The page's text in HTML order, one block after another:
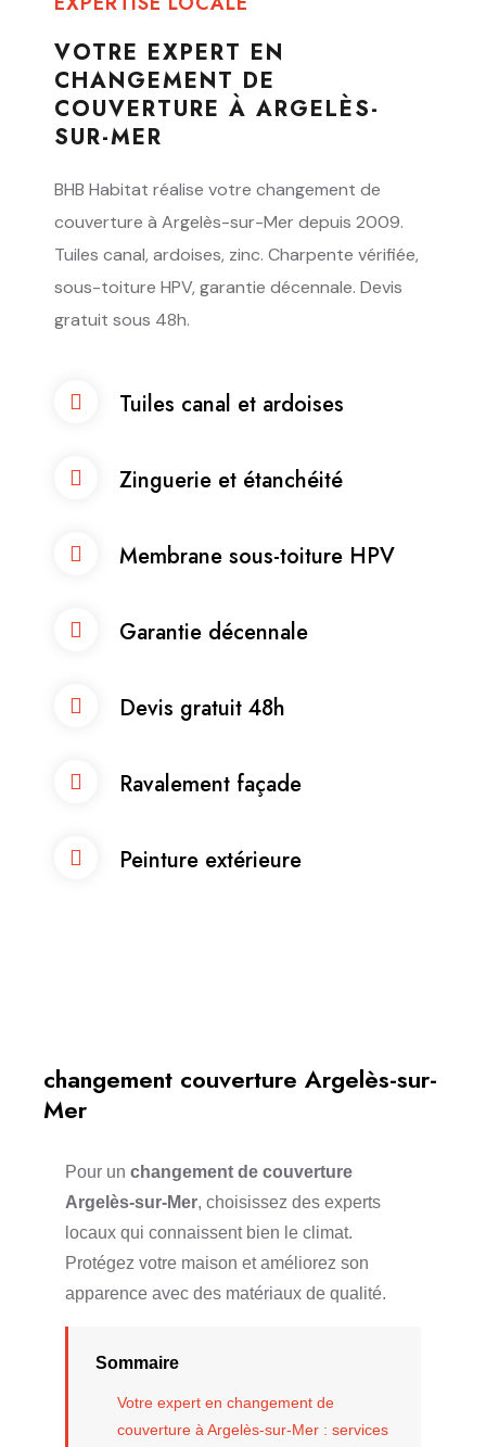
VOTRE EXPERT EN
CHANGEMENT DE
COUVERTURE À ARGELÈS-
SUR-MER
BHB Habitat réalise votre changement de
couverture à Argelès-sur-Mer depuis 2009.
Tuiles canal, ardoises, zinc. Charpente vérifiée,
sous-toiture HPV, garantie décennale. Devis
gratuit sous 48h.
Tuiles canal et ardoises
Zinguerie et étanchéité
Membrane sous-toiture HPV
Garantie décennale
Devis gratuit 48h
Ravalement façade
Peinture extérieure
changement couverture Argelès-sur-
Mer
Pour un changement de couverture
Argelès-sur-Mer, choisissez des experts
locaux qui connaissent bien le climat.
Protégez votre maison et améliorez son
apparence avec des matériaux de qualité.
Sommaire
Votre expert en changement de
couverture à Argelès-sur-Mer : services